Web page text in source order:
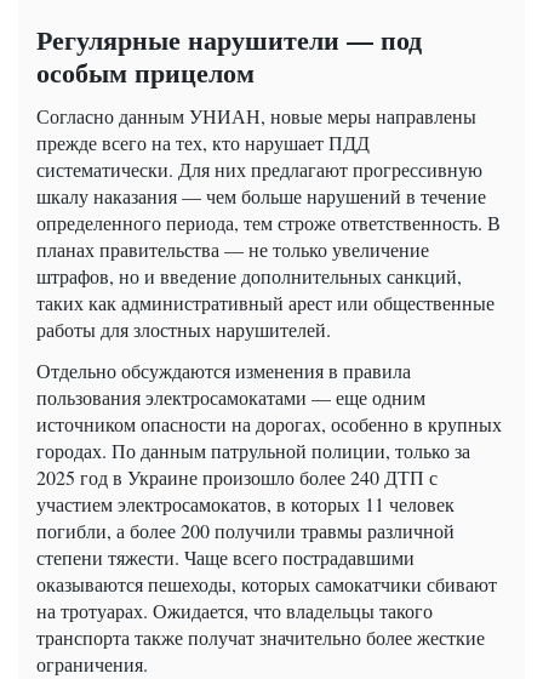
Регулярные нарушители — под
особым прицелом
Согласно данным УНИАН, новые меры направлены
прежде всего на тех, кто нарушает ПДД
систематически. Для них предлагают прогрессивную
шкалу наказания — чем больше нарушений в течение
определенного периода, тем строже ответственность. В
планах правительства — не только увеличение
штрафов, но и введение дополнительных санкций,
таких как административный арест или общественные
работы для злостных нарушителей.
Отдельно обсуждаются изменения в правила
пользования электросамокатами — еще одним
источником опасности на дорогах, особенно в крупных
городах. По данным патрульной полиции, только за
2025 год в Украине произошло более 240 ДТП с
участием электросамокатов, в которых 11 человек
погибли, а более 200 получили травмы различной
степени тяжести. Чаще всего пострадавшими
оказываются пешеходы, которых самокатчики сбивают
на тротуарах. Ожидается, что владельцы такого
транспорта также получат значительно более жесткие
ограничения.